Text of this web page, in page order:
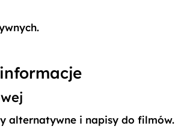
alternatywne i napisy do filmów.